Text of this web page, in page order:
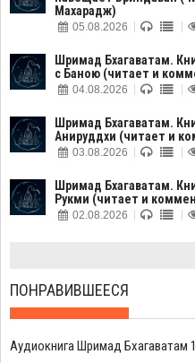
Махарадж)
05.08.2026
Шримад Бхагаватам.
с Баною (читает и
04.08.2026
Шримад Бхагаватам.
Анируддхи (читает и
03.08.2026
Шримад Бхагаватам.
Рукми (читает и
02.08.2026
ПОНРАВИВШЕЕСЯ
Аудиокнига Шримад Бхагаватам 1